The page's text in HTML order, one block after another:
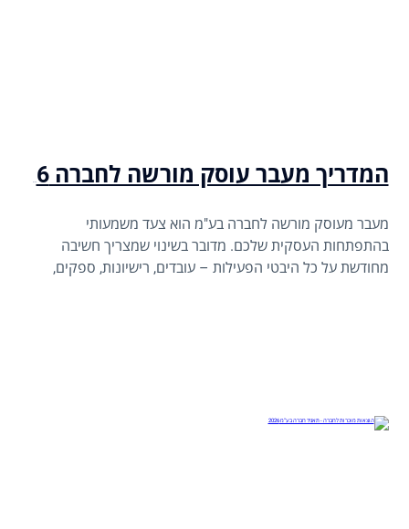
המדריך מעבר עוסק מורשה לחברה 2026
מעבר מעוסק מורשה לחברה בע"מ הוא צעד משמעותי
בהתפתחות העסקית שלכם. מדובר בשינוי שמצריך חשיבה
מחודשת על כל היבטי הפעילות – עובדים, רישיונות, ספקים,